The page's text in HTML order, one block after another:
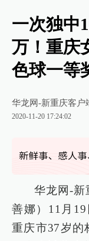
一次独中
万！重庆
色球一等
华龙网-新重庆客户
2020-11-20 17:24:02
华龙网-新
善娜）11月19
重庆市37岁的